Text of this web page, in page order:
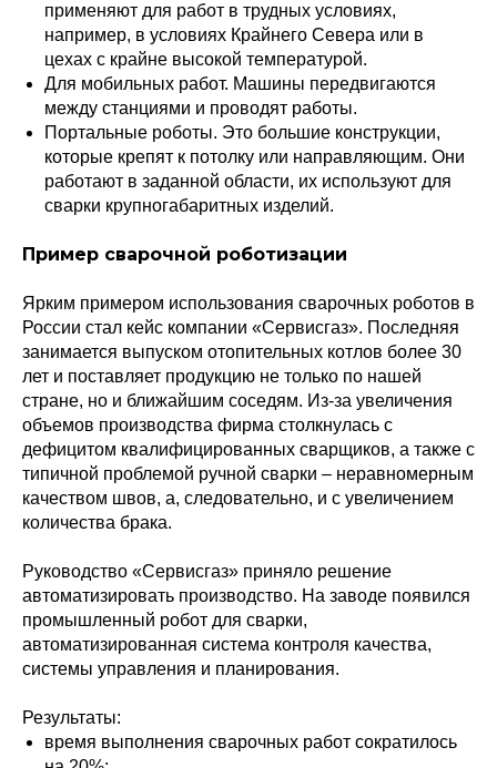
применяют для работ в трудных условиях,
например, в условиях Крайнего Севера или в
цехах с крайне высокой температурой.
Для мобильных работ. Машины передвигаются
между станциями и проводят работы.
Портальные роботы. Это большие конструкции,
которые крепят к потолку или направляющим. Они
работают в заданной области, их используют для
сварки крупногабаритных изделий.
Пример сварочной роботизации
Ярким примером использования сварочных роботов в
России стал кейс компании «Сервисгаз». Последняя
занимается выпуском отопительных котлов более 30
лет и поставляет продукцию не только по нашей
стране, но и ближайшим соседям. Из-за увеличения
объемов производства фирма столкнулась с
дефицитом квалифицированных сварщиков, а также с
типичной проблемой ручной сварки – неравномерным
качеством швов, а, следовательно, и с увеличением
количества брака.
Руководство «Сервисгаз» приняло решение
автоматизировать производство. На заводе появился
промышленный робот для сварки,
автоматизированная система контроля качества,
системы управления и планирования.
Результаты:
время выполнения сварочных работ сократилось